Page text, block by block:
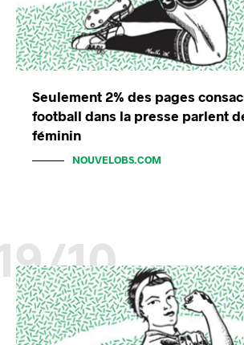
Seulement 2% des pages
football dans la presse parlent
féminin
NOUVELOBS.COM
10